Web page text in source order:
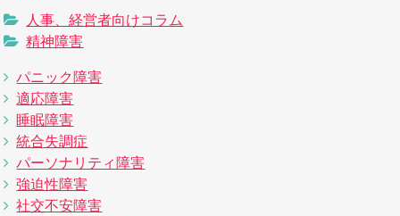
人事、経営者向けコラム
精神障害
パニック障害
適応障害
睡眠障害
統合失調症
パーソナリティ障害
強迫性障害
社交不安障害